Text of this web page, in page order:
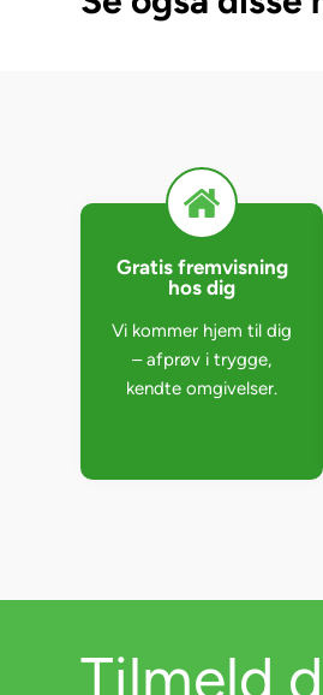
Gratis fremvisning
hos dig
Vi kommer hjem til dig
– afprøv i trygge,
kendte omgivelser.
Tilmeld